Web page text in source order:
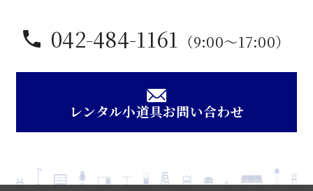
042-484-1161 （9:00〜17:00）
レンタル小道具お問い合わせ